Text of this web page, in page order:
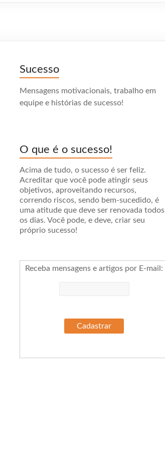
Sucesso
Mensagens motivacionais, trabalho em
equipe e histórias de sucesso!
O que é o sucesso!
Acima de tudo, o sucesso é ser feliz.
Acreditar que você pode atingir seus
objetivos, aproveitando recursos,
correndo riscos, sendo bem-sucedido, é
uma atitude que deve ser renovada todos
os dias. Você pode, e deve, criar seu
próprio sucesso!
Receba mensagens e artigos por E-mail :